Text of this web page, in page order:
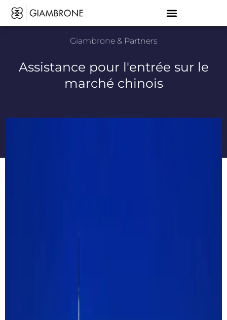
Giambrone & Partners
Assistance pour l'entrée sur le
marché chinois